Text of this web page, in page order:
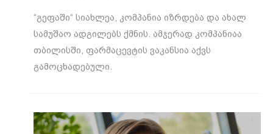
“გეფაში“ სიახლეა, კომპანია იზრდება და ახალ
სამუშაო ადგილებს ქმნის. ამჯერად კომპანიაა
თბილისში, ფარმაცევტის ვაკანსია აქვს
გამოცხადებული.